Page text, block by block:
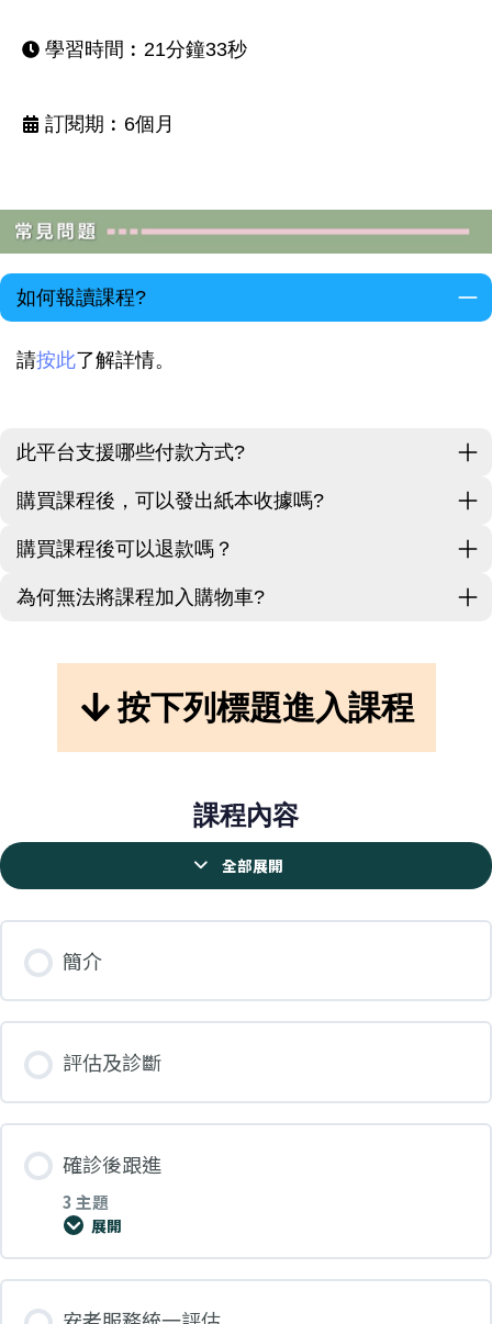
學習時間︰21分鐘33秒
訂閱期︰6個月
如何報讀課程?
請按此了解詳情。
此平台支援哪些付款方式?
購買課程後，可以發出紙本收據嗎?
購買課程後可以退款嗎？
為何無法將課程加入購物車?
按下列標題進入課程
課程內容
全部展開
簡介
評估及診斷
確診後跟進
3 主題
展開